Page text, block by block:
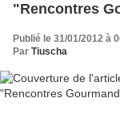
"Rencontres
Publié le 31/01/2012 à
Par Tiuscha